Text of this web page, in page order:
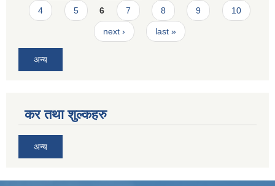
4 5 6 7 8 9 10
next › last »
अन्य
कर तथा शुल्कहरु
अन्य